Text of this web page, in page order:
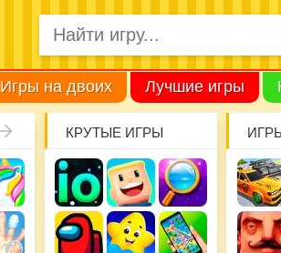
Игры на двоих Лучшие игры
КРУТЫЕ ИГРЫ